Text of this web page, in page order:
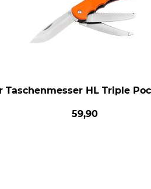
Taschenmesser HL Triple
59,90